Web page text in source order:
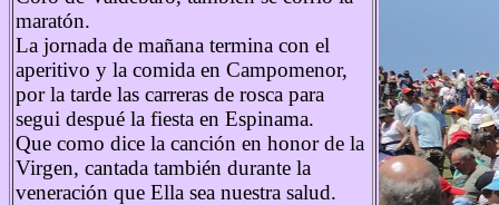
maratón.
La jornada de mañana termina con el
aperitivo y la comida en Campomenor,
por la tarde las carreras de rosca para
segui despué la fiesta en Espinama.
Que como dice la canción en honor de la
Virgen, cantada también durante la
veneración que Ella sea nuestra salud.